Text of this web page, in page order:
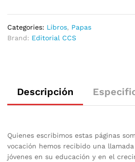
Categories: Libros, Papas
Brand: Editorial CCS
Descripción
Quienes escribimos estas páginas
vocación hemos recibido una
jóvenes en su educación y en el